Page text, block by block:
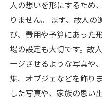
人の想いを形にするため
りません。 まず、故人
び、費用や予算にあった
場の設定も大切です。故
ージさせるような写真や
集、オブジェなどを飾り
した写真や、家族の思い